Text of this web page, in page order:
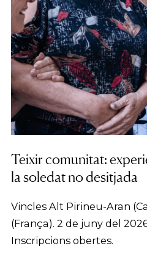
Teixir comunitat:
la soledat no desitjada
Vincles Alt Pirineu-Aran
(França). 2 de juny del
Inscripcions obertes.